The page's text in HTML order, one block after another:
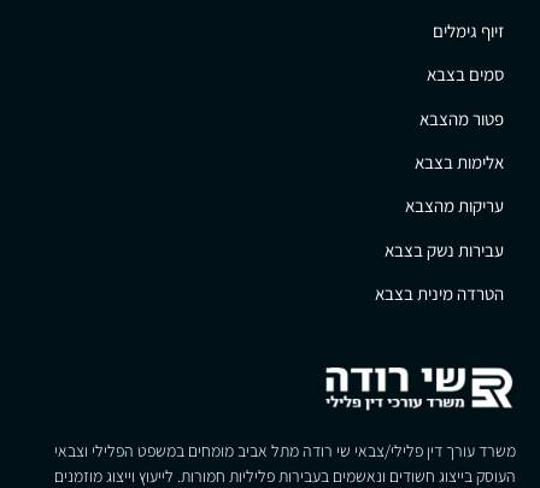
זיוף גימלים
סמים בצבא
פטור מהצבא
אלימות בצבא
עריקות מהצבא
עבירות נשק בצבא
הטרדה מינית בצבא
משרד עורך דין פלילי/צבאי שי רודה מתל אביב מומחים במשפט הפלילי וצבאי
העוסק בייצוג חשודים ונאשמים בעבירות פליליות חמורות. לייעוץ וייצוג מוזמנים